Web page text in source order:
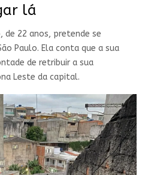
lá
de 22 anos, pretende se
Paulo. Ela conta que a sua
de retribuir a sua
Leste da capital.